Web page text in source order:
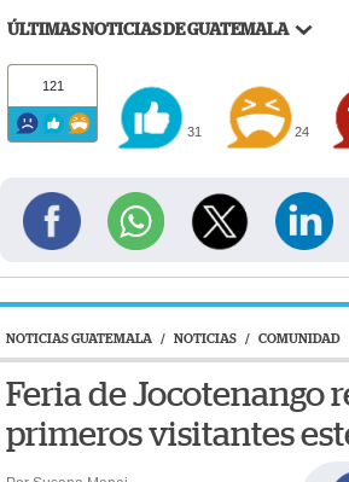
ÚLTIMAS NOTICIAS DE GUATEMALA
121
31 24
NOTICIAS GUATEMALA / NOTICIAS / COMUNIDAD
Feria de Jocotenango
primeros visitantes